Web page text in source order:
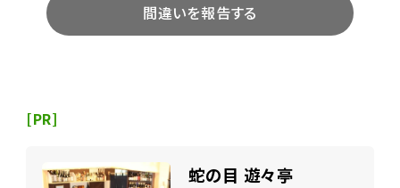
間違いを報告する
[PR]
蛇の目 遊々亭